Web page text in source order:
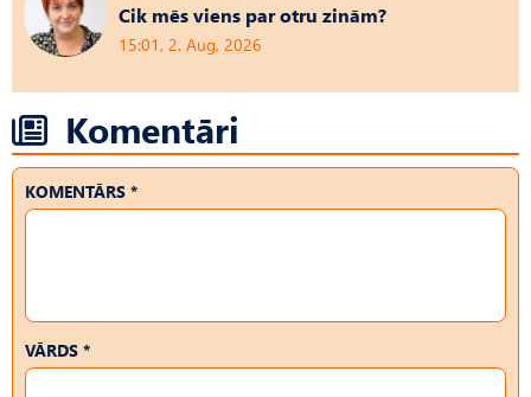
Cik mēs viens par otru zinām?
15:01, 2. Aug, 2026
Komentāri
KOMENTĀRS *
VĀRDS *